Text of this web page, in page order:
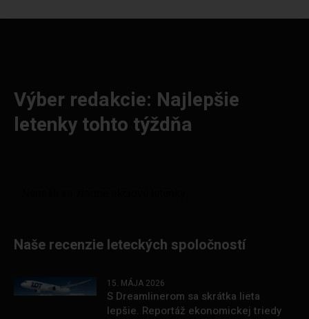
Výber redakcie: Najlepšie
letenky tohto týždňa
Naše recenzie leteckých spoločností
15. MÁJA 2026
S Dreamlinerom sa skrátka lieta
lepšie. Reportáž ekonomickej triedy